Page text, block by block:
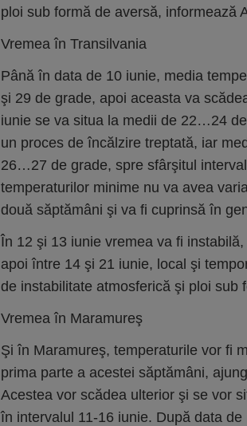
ploi sub formă de aversă, informează
Vremea în Transilvania
Până în data de 10 iunie, media
şi 29 de grade, apoi aceasta va
iunie se va situa la medii de 22…24
un proces de încălzire treptată, iar
26…27 de grade, spre sfârşitul
temperaturilor minime nu va avea
două săptămâni şi va fi cuprinsă în
În 12 şi 13 iunie vremea va fi
apoi între 14 şi 21 iunie, local şi
de instabilitate atmosferică şi ploi sub
Vremea în Maramureş
Şi în Maramureş, temperaturile vor fi
prima parte a acestei săptămâni,
Acestea vor scădea ulterior şi se vor
în intervalul 11-16 iunie. După data